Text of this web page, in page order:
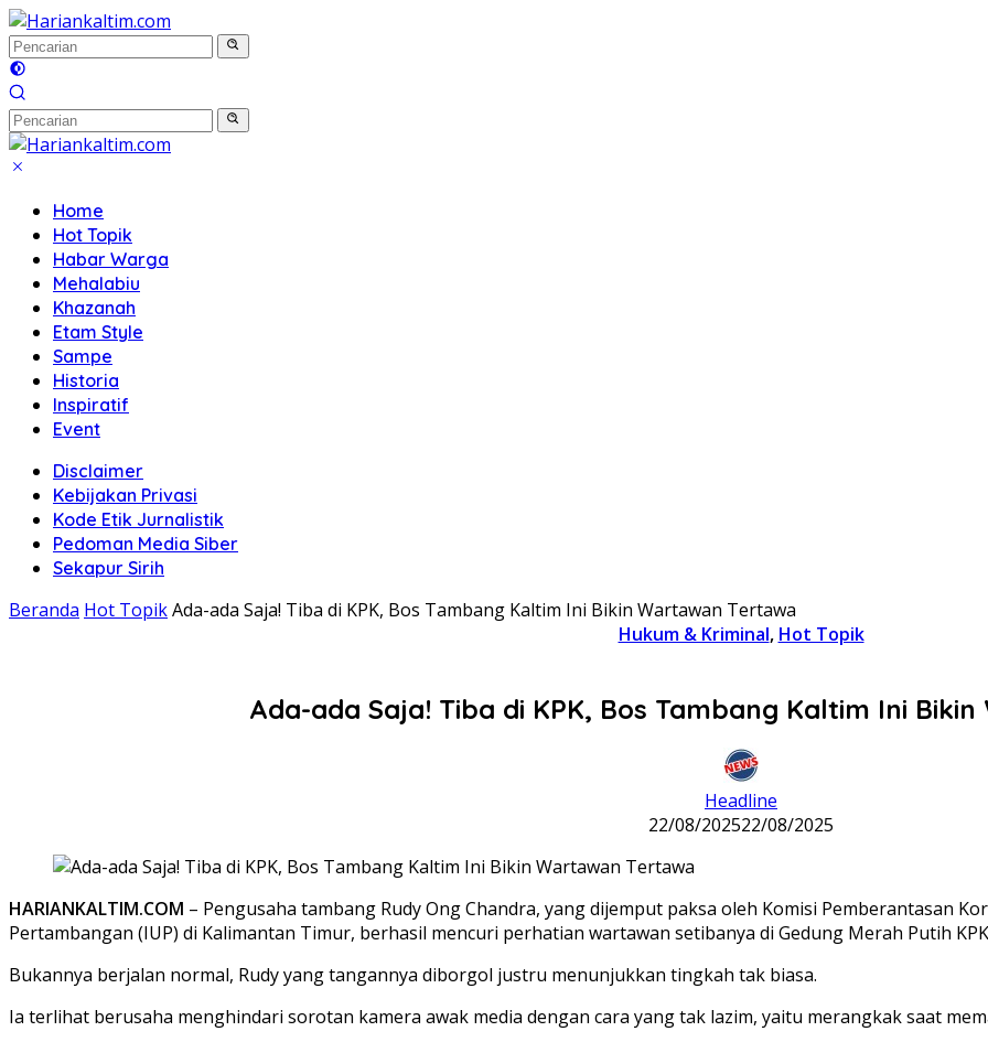
Langsung
ke
konten
Home
Hot Topik
Habar Warga
Mehalabiu
Khazanah
Etam Style
Sampe
Historia
Inspiratif
Event
Disclaimer
Kebijakan Privasi
Kode Etik Jurnalistik
Pedoman Media Siber
Sekapur Sirih
Beranda Hot TopikAda-ada Saja! Tiba di KPK, Bos Tambang Kaltim Ini Bikin Wartawan Tertawa
Hukum & Kriminal, Hot Topik
Ada-ada Saja! Tiba di KPK, Bos Tambang Kaltim Ini
Headline
22/08/202522/08/2025
HARIANKALTIM.COM – Pengusaha tambang Rudy Ong Chandra, yang dijemput paksa oleh Komisi Pemberantasan
Pertambangan (IUP) di Kalimantan Timur, berhasil mencuri perhatian wartawan setibanya di Gedung Merah Putih
Bukannya berjalan normal, Rudy yang tangannya diborgol justru menunjukkan tingkah tak biasa.
Ia terlihat berusaha menghindari sorotan kamera awak media dengan cara yang tak lazim, yaitu merangkak saat